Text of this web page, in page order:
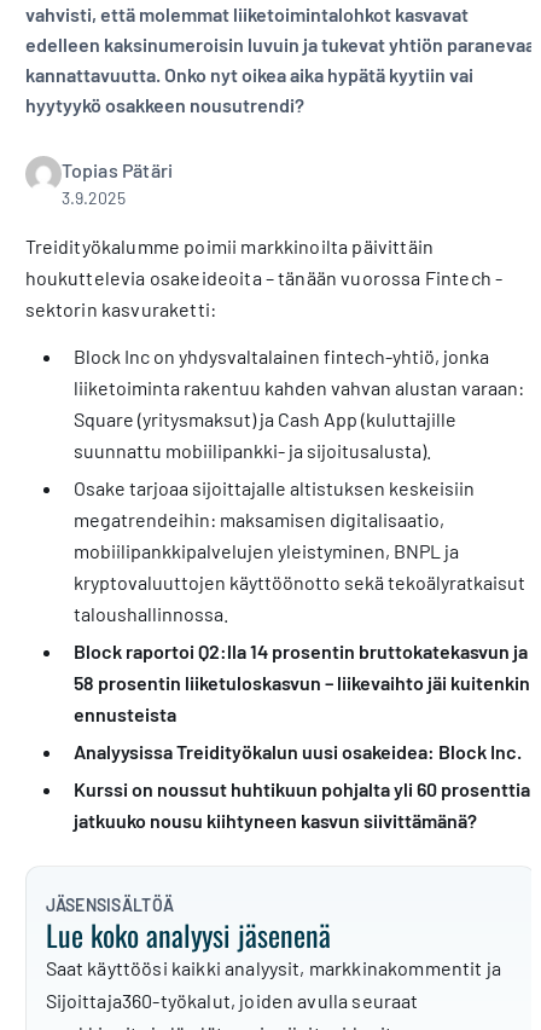
vahvisti, että molemmat liiketoimintalohkot kasvavat
edelleen kaksinumeroisin luvuin ja tukevat yhtiön paranevaa
kannattavuutta. Onko nyt oikea aika hypätä kyytiin vai
hyytyykö osakkeen nousutrendi?
Topias Pätäri
3.9.2025
Treidityökalumme poimii markkinoilta päivittäin
houkuttelevia osakeideoita – tänään vuorossa Fintech -
sektorin kasvuraketti:
Block Inc on yhdysvaltalainen fintech-yhtiö, jonka
liiketoiminta rakentuu kahden vahvan alustan varaan:
Square (yritysmaksut) ja Cash App (kuluttajille
suunnattu mobiilipankki- ja sijoitusalusta).
Osake tarjoaa sijoittajalle altistuksen keskeisiin
megatrendeihin: maksamisen digitalisaatio,
mobiilipankkipalvelujen yleistyminen, BNPL ja
kryptovaluuttojen käyttöönotto sekä tekoälyratkaisut
taloushallinnossa.
Block raportoi Q2:lla 14 prosentin bruttokatekasvun ja
58 prosentin liiketuloskasvun – liikevaihto jäi kuitenkin
ennusteista
Analyysissa Treidityökalun uusi osakeidea: Block Inc.
Kurssi on noussut huhtikuun pohjalta yli 60 prosenttia –
jatkuuko nousu kiihtyneen kasvun siivittämänä?
JÄSENSISÄLTÖÄ
Lue koko analyysi jäsenenä
Saat käyttöösi kaikki analyysit, markkinakommentit ja
Sijoittaja360-työkalut, joiden avulla seuraat